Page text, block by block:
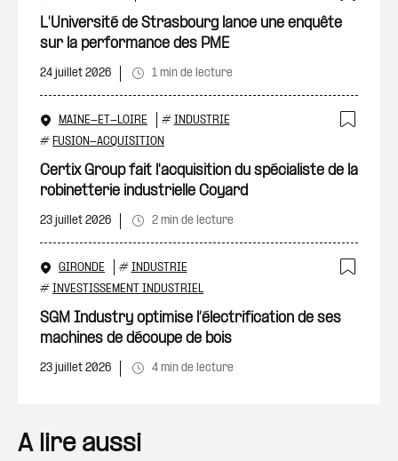
L'Université de Strasbourg lance une enquête
sur la performance des PME
24 juillet 2026 1 min de lecture
MAINE-ET-LOIRE # INDUSTRIE
# FUSION-ACQUISITION
Certix Group fait l'acquisition du spécialiste de la
robinetterie industrielle Coyard
23 juillet 2026 2 min de lecture
GIRONDE # INDUSTRIE
# INVESTISSEMENT INDUSTRIEL
SGM Industry optimise l’électrification de ses
machines de découpe de bois
23 juillet 2026 4 min de lecture
A lire aussi